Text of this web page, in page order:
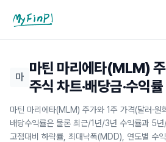
마이핀플
마
마틴 마리에타(MLM) 주
주식 차트·배당금·수익률
마틴 마리에타(MLM) 주가와 1주 가격(달러·원
배당수익률은 물론 최근/1년/3년 수익률과 5
고점대비 하락률, 최대낙폭(MDD), 연도별 수